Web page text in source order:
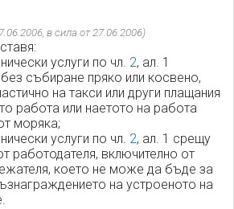
в сила от 27.06.2006)
услуги по чл. 2, ал. 1
събиране пряко или косвено,
на такси или други плащания
работа или наетото на работа
моряка;
услуги по чл. 2, ал. 1 срещу
работодателя, включително от
което не може да бъде за
на устроеното на